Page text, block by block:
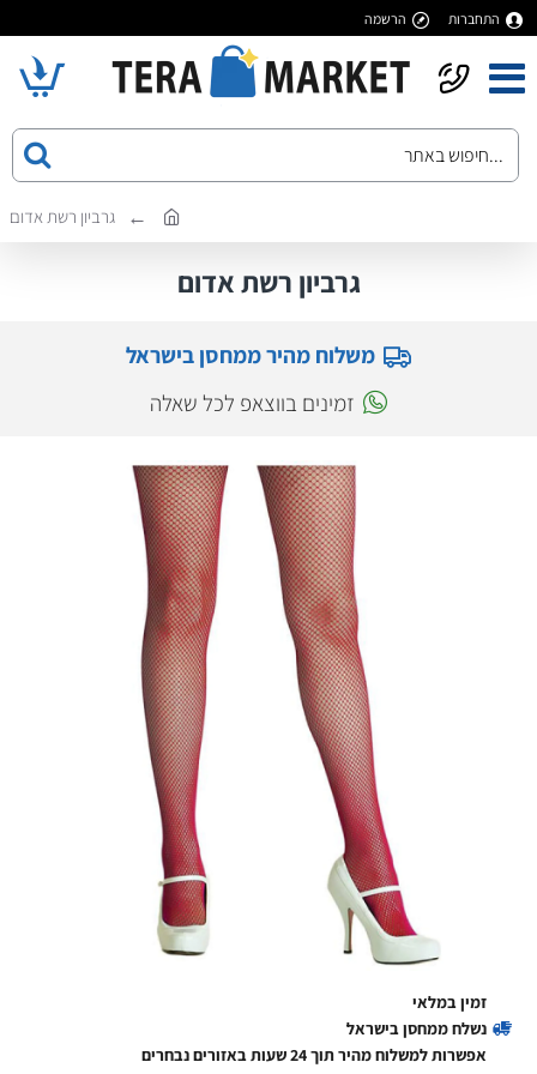
התחברות הרשמה
גרביון רשת אדום
גרביון רשת אדום
משלוח מהיר ממחסן בישראל
זמינים בווצאפ לכל שאלה
זמין במלאי
נשלח ממחסן בישראל
אפשרות למשלוח מהיר תוך 24 שעות באזורים נבחרים